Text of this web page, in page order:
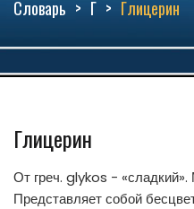
Словарь Г Глицерин
Глицерин
От греч. glykos - «сладкий».
Представляет собой